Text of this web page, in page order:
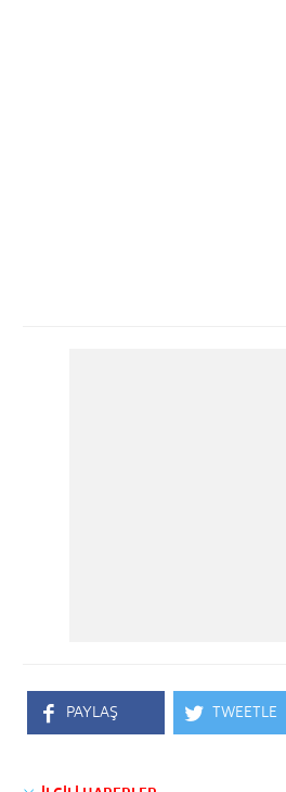
PAYLAŞ TWEETLE